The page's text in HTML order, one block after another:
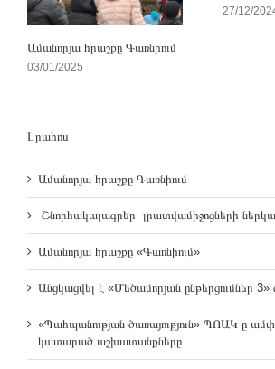
Ամանորյա հրաշքը Գառնիում
03/01/2025
27/12/
Լրահոս
Ամանորյա հրաշքը Գառնիում
Շնորհակալագրեր լրատվամիջոցների
Ամանորյա հրաշքը «Գառնիում»
Անցկացվել է «Մեծամորյան ընթերցումներ
«Պահպանության ծառայություն» ՊՈԱԿ-ը
կատարած աշխատանքները